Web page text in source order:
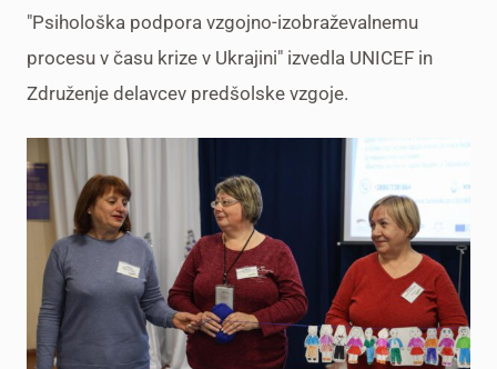
"Psihološka podpora vzgojno-izobraževalnemu
procesu v času krize v Ukrajini" izvedla UNICEF in
Združenje delavcev predšolske vzgoje.